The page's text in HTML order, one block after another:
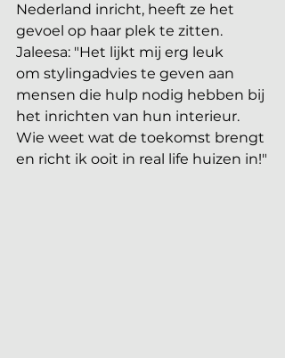
Nederland inricht, heeft ze het
gevoel op haar plek te zitten.
Jaleesa: "Het lijkt mij erg leuk
om stylingadvies te geven aan
mensen die hulp nodig hebben bij
het inrichten van hun interieur.
Wie weet wat de toekomst brengt
en richt ik ooit in real life huizen in!"